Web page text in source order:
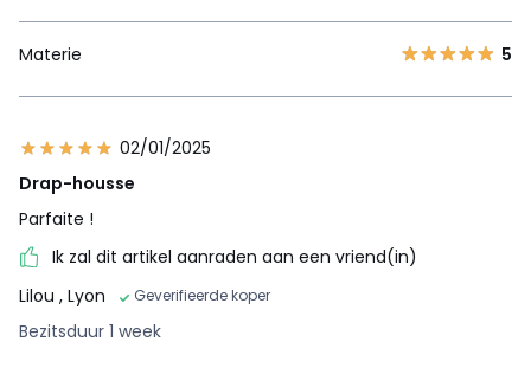
Materie 5
02/01/2025
Drap-housse
Parfaite !
Ik zal dit artikel aanraden aan een vriend(in)
Lilou , Lyon Geverifieerde koper
Bezitsduur 1 week